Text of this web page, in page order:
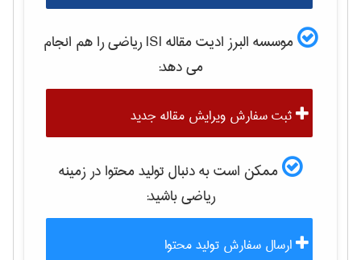
موسسه البرز ادیت مقاله ISI رياضیرا هم انجام
می دهد:
ثبت سفارش ویرایش مقاله جدید
ممکن است به دنبال تولید محتوا در زمینه
رياضیباشید:
ارسال سفارش تولید محتوا